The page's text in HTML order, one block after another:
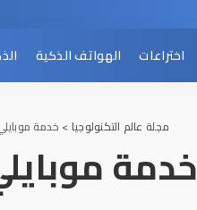
اختراعات الهواتف الذكية
مجلة عالم التكنولوجيا > خدمة
خدمة